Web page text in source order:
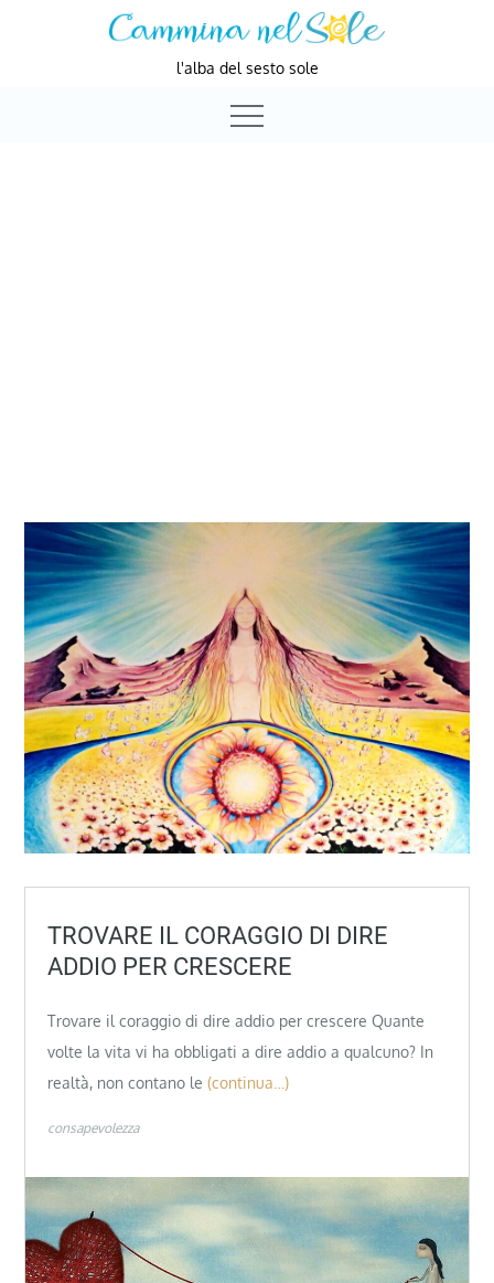
l'alba del sesto sole
TROVARE IL CORAGGIO DI DIRE
ADDIO PER CRESCERE
Trovare il coraggio di dire addio per crescere Quante
volte la vita vi ha obbligati a dire addio a qualcuno? In
realtà, non contano le (continua…)
consapevolezza